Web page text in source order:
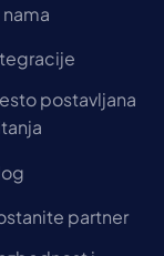
nama
postavljana
partner